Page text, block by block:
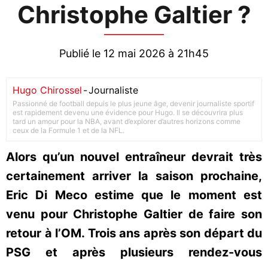
Christophe Galtier ?
Publié le 12 mai 2026 à 21h45
Hugo Chirossel -Journaliste
Passionné de football depuis le plus jeune âge, devenir journaliste sportif
est rapidement devenu une évidence pour Hugo. Il se découvrira plus
tard un amour pour la NBA, avant d’explorer d’autres horizons comme
ceux de la Formule 1 et de la NFL.
Alors qu’un nouvel entraîneur devrait très
certainement arriver la saison prochaine,
Eric Di Meco estime que le moment est
venu pour Christophe Galtier de faire son
retour à l’OM. Trois ans après son départ du
PSG et après plusieurs rendez-vous